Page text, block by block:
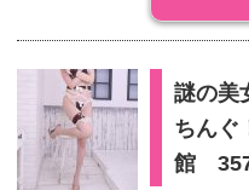
謎の美
ちんぐ
館 357